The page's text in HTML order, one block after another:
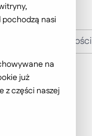
Standard Płatności
nasi
na
już
z części naszej